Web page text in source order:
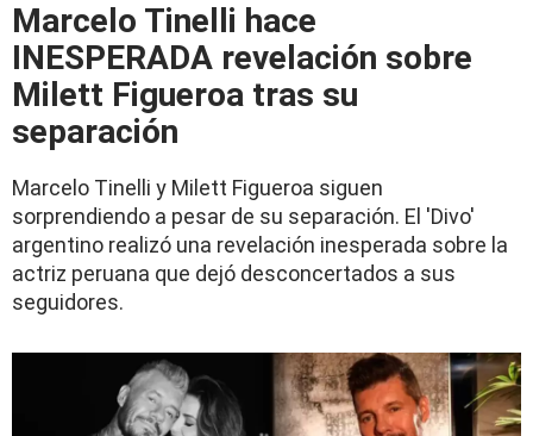
Marcelo Tinelli hace
INESPERADA revelación sobre
Milett Figueroa tras su
separación
Marcelo Tinelli y Milett Figueroa siguen
sorprendiendo a pesar de su separación. El 'Divo'
argentino realizó una revelación inesperada sobre la
actriz peruana que dejó desconcertados a sus
seguidores.